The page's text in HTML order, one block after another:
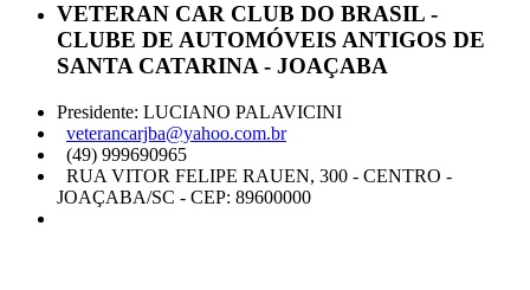
VETERAN CAR CLUB DO BRASIL -
CLUBE DE AUTOMÓVEIS ANTIGOS DE
SANTA CATARINA - JOAÇABA
Presidente: LUCIANO PALAVICINI
veterancarjba@yahoo.com.br
(49) 999690965
RUA VITOR FELIPE RAUEN, 300 - CENTRO -
JOAÇABA/SC - CEP: 89600000